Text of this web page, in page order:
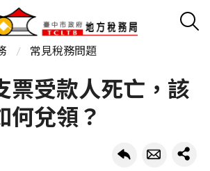
常見稅務問題
票受款人死亡，該
何兌領？